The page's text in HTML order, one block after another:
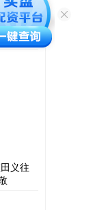
珈和武
义往